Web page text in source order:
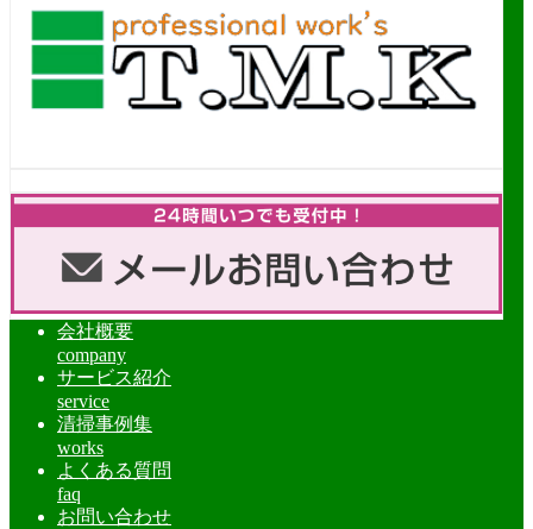
会社概要
company
サービス紹介
service
清掃事例集
works
よくある質問
faq
お問い合わせ